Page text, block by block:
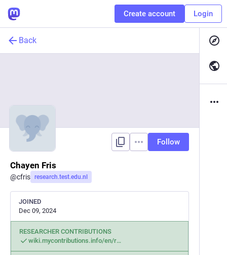
Create account Login
Back
Follow
Chayen Fris
@cfris research.test.edu.nl
JOINED
Dec 09, 2024
RESEARCHER CONTRIBUTIONS
wiki.mycontributions.info/en/r